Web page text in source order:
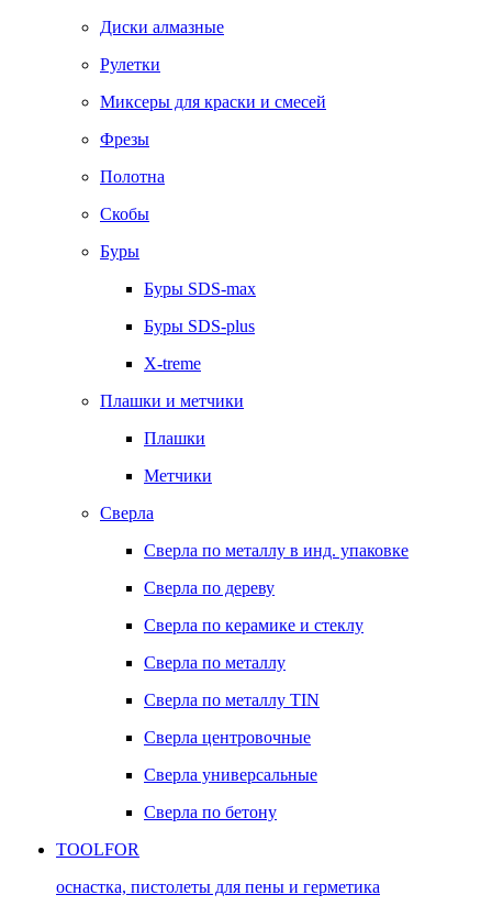
Диски алмазные
Рулетки
Миксеры для краски и смесей
Фрезы
Полотна
Скобы
Буры
Буры SDS-max
Буры SDS-plus
X-treme
Плашки и метчики
Плашки
Метчики
Сверла
Сверла по металлу в инд. упаковке
Сверла по дереву
Сверла по керамике и стеклу
Сверла по металлу
Сверла по металлу TIN
Сверла центровочные
Сверла универсальные
Сверла по бетону
TOOLFOR
оснастка, пистолеты для пены и герметика